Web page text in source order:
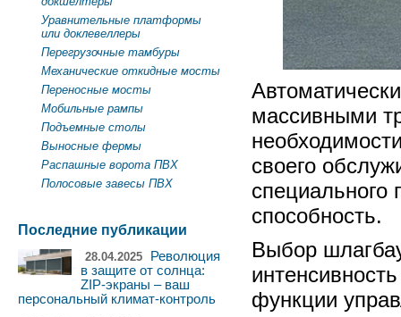
массивными
своего
способность.
Выбор
функции
Уравнительные платформы
или доклевеллеры
Перегрузочные тамбуры
Механические откидные мосты
Переносные мосты
Мобильные рампы
Подъемные столы
Выносные фермы
Распашные ворота ПВХ
Полосовые завесы ПВХ
Последние публикации
28.04.2025
Революция
в защите от солнца:
ZIP-экраны – ваш
персональный климат-контроль